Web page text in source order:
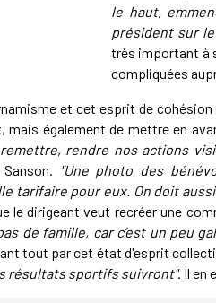
le haut,
président sur
très important à
compliquées
et cet esprit de
mais également de mettre en
remettre, rendre nos actions
"Une photo des
tarifaire pour eux. On doit
le dirigeant veut recréer une
de famille, car c’est un peu
tout par cet état d'esprit
résultats sportifs suivront". Il en